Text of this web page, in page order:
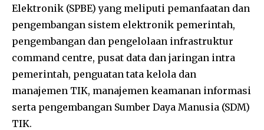
Elektronik (SPBE) yang meliputi pemanfaatan dan
pengembangan sistem elektronik pemerintah,
pengembangan dan pengelolaan infrastruktur
command centre, pusat data dan jaringan intra
pemerintah, penguatan tata kelola dan
manajemen TIK, manajemen keamanan informasi
serta pengembangan Sumber Daya Manusia (SDM)
TIK.